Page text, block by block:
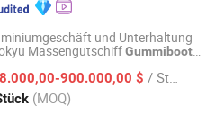
und Unterhaltung
MassengutschiffGummiboot
900.000,00 $ / Stück
(MOQ)
Co., Ltd.
Seit 2024